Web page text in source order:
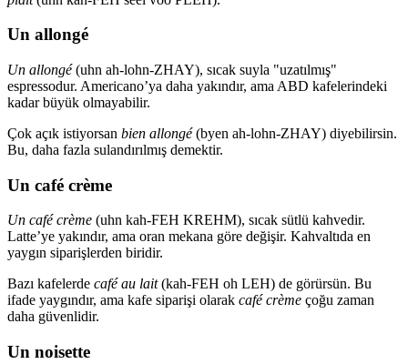
Un allongé
Un allongé(uhn ah-lohn-ZHAY), sıcak suyla "uzatılmış"
espressodur. Americano’ya daha yakındır, ama ABD kafelerindeki
kadar büyük olmayabilir.
Çok açık istiyorsan bien allongé(byen ah-lohn-ZHAY) diyebilirsin.
Bu, daha fazla sulandırılmış demektir.
Un café crème
Un café crème (uhn kah-FEH KREHM), sıcak sütlü kahvedir.
Latte’ye yakındır, ama oran mekana göre değişir. Kahvaltıda en
yaygın siparişlerden biridir.
Bazı kafelerde café au lait(kah-FEH oh LEH) de görürsün. Bu
ifade yaygındır, ama kafe siparişi olarak café crème çoğu zaman
daha güvenlidir.
Un noisette